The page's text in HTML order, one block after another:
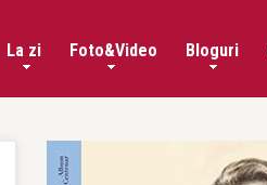
La zi Foto&Video Bloguri